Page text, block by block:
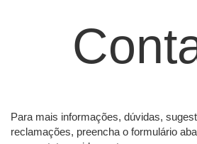
Para mais informações, dúvidas,
reclamações, preencha o formulário